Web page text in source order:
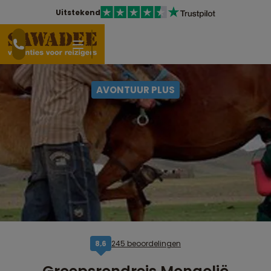
Uitstekend
AVONTUUR PLUS
8,6 245 beoordelingen